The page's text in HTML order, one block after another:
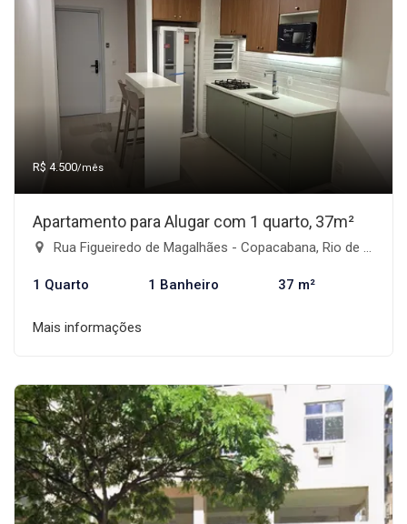
R$ 4.500/mês
Apartamento para Alugar com 1 quarto, 37m²
Rua Figueiredo de Magalhães - Copacabana, Rio de Janeiro-RJ
1 Quarto 1 Banheiro 37 m²
Mais informações